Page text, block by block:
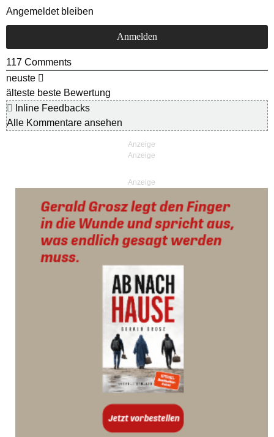
Angemeldet bleiben
117 Comments
neuste
älteste beste Bewertung
Inline Feedbacks
Alle Kommentare ansehen
Anzeige